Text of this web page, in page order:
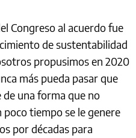
Congreso al acuerdo fue
de sustentabilidad
propusimos en 2020
más pueda pasar que
una forma que no
poco tiempo se le genere
por décadas para